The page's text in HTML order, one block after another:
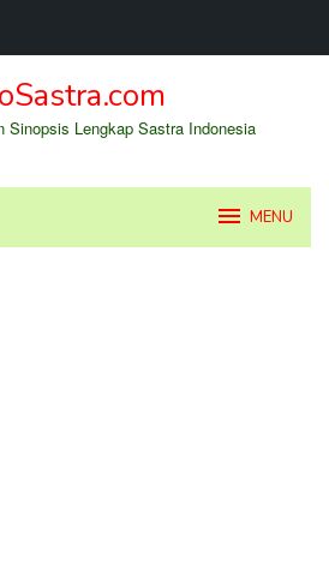
Sinopsis Lengkap Sastra Indonesia
MENU